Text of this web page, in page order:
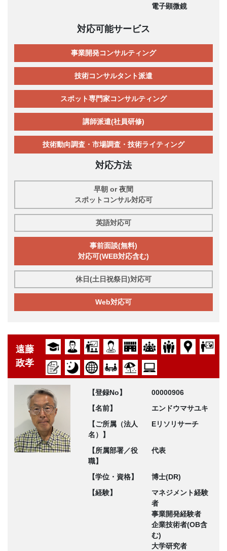
電子顕微鏡
対応可能サービス
事業開発コンサルティング
技術コンサルタント派遣
スポット専門家コンサルティング
講師派遣(社員研修)
技術動向調査・市場調査・技術ライティング
対応方法
早朝 or 夜間
スポットコンサル対応可
英語対応可
事前面談(無料)
対応可(WEB対応含む)
休日(土日祝祭日)対応可
Web対応可
遠藤
政孝
【登録No】
00000906
【名前】
エンドウマサユキ
【ご所属（法人
名）】
Eリソリサーチ
【所属部署／役
職】
代表
【学位・資格】
博士(DR)
【経験】
マネジメント経験
者
事業開発経験者
企業技術者(OB含
む)
大学研究者